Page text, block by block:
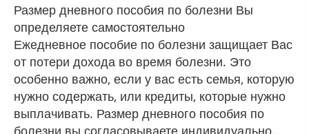
Размер дневного пособия по болезни Вы
определяете самостоятельно
Ежедневное пособие по болезни защищает Вас
от потери дохода во время болезни. Это
особенно важно, если у вас есть семья, которую
нужно содержать, или кредиты, которые нужно
выплачивать. Размер дневного пособия по
болезни вы согласовываете индивидуально.